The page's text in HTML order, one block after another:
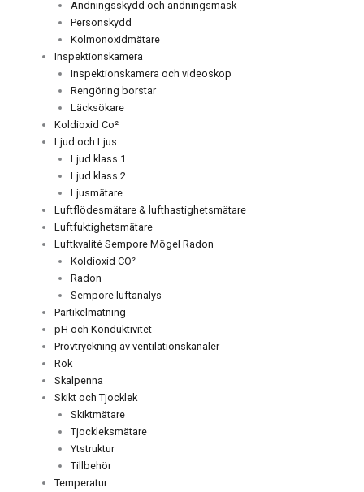
Andningsskydd och andningsmask
Personskydd
Kolmonoxidmätare
Inspektionskamera
Inspektionskamera och videoskop
Rengöring borstar
Läcksökare
Koldioxid Co²
Ljud och Ljus
Ljud klass 1
Ljud klass 2
Ljusmätare
Luftflödesmätare & lufthastighetsmätare
Luftfuktighetsmätare
Luftkvalité Sempore Mögel Radon
Koldioxid CO²
Radon
Sempore luftanalys
Partikelmätning
pH och Konduktivitet
Provtryckning av ventilationskanaler
Rök
Skalpenna
Skikt och Tjocklek
Skiktmätare
Tjockleksmätare
Ytstruktur
Tillbehör
Temperatur